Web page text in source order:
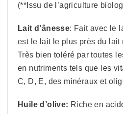
(**Issu de l’agriculture
Lait d’ânesse: Fait avec le
est le lait le plus près du lait
Très bien toléré par toutes
en nutriments tels que les
C, D, E, des minéraux et
Huile d’olive: Riche en